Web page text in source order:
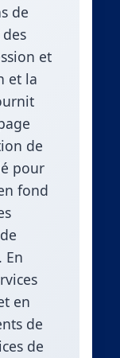
de
et
et la
de
pour
fond
En
en
de
de